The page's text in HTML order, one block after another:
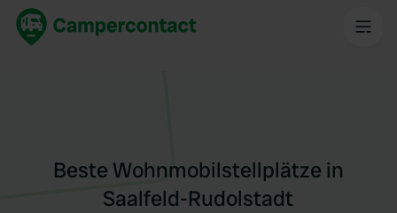
Beste Wohnmobilstellplätze in
Saalfeld-Rudolstadt